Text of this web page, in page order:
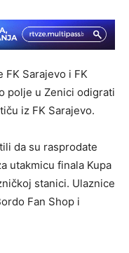
FK Sarajevo i FK
polje u Zenici odigrati
iz FK Sarajevo.
da su rasprodate
utakmicu finala Kupa
stanici. Ulaznice
Fan Shop i